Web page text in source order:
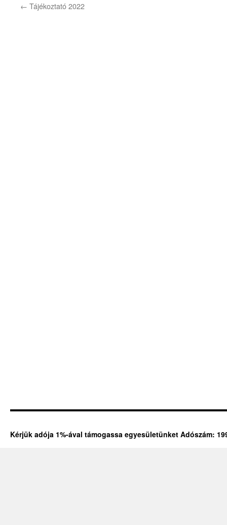
← Tájékoztató 2022
Kérjük adója 1%-ával támogassa egyesületünket Adószám: